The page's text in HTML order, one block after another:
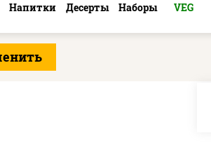
Напитки Десерты Наборы VEG